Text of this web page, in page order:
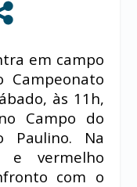
em campo
Campeonato
às 11h,
Campo do
Paulino. Na
vermelho
com o